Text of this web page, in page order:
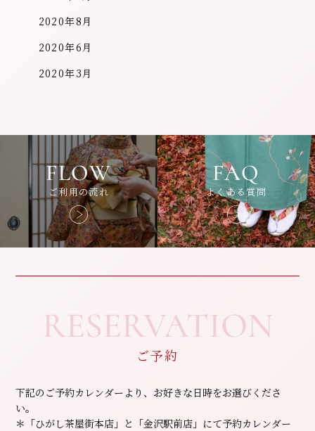
2020年8月
2020年6月
2020年3月
FLOW
ご利用の流れ
FAQ
よくある質問
RESERVATION
ご予約
下記のご予約カレンダーより、お好きな日時をお選びくださ
い。
＊「ひがし茶屋街本店」と「金沢駅前店」にて予約カレンダー